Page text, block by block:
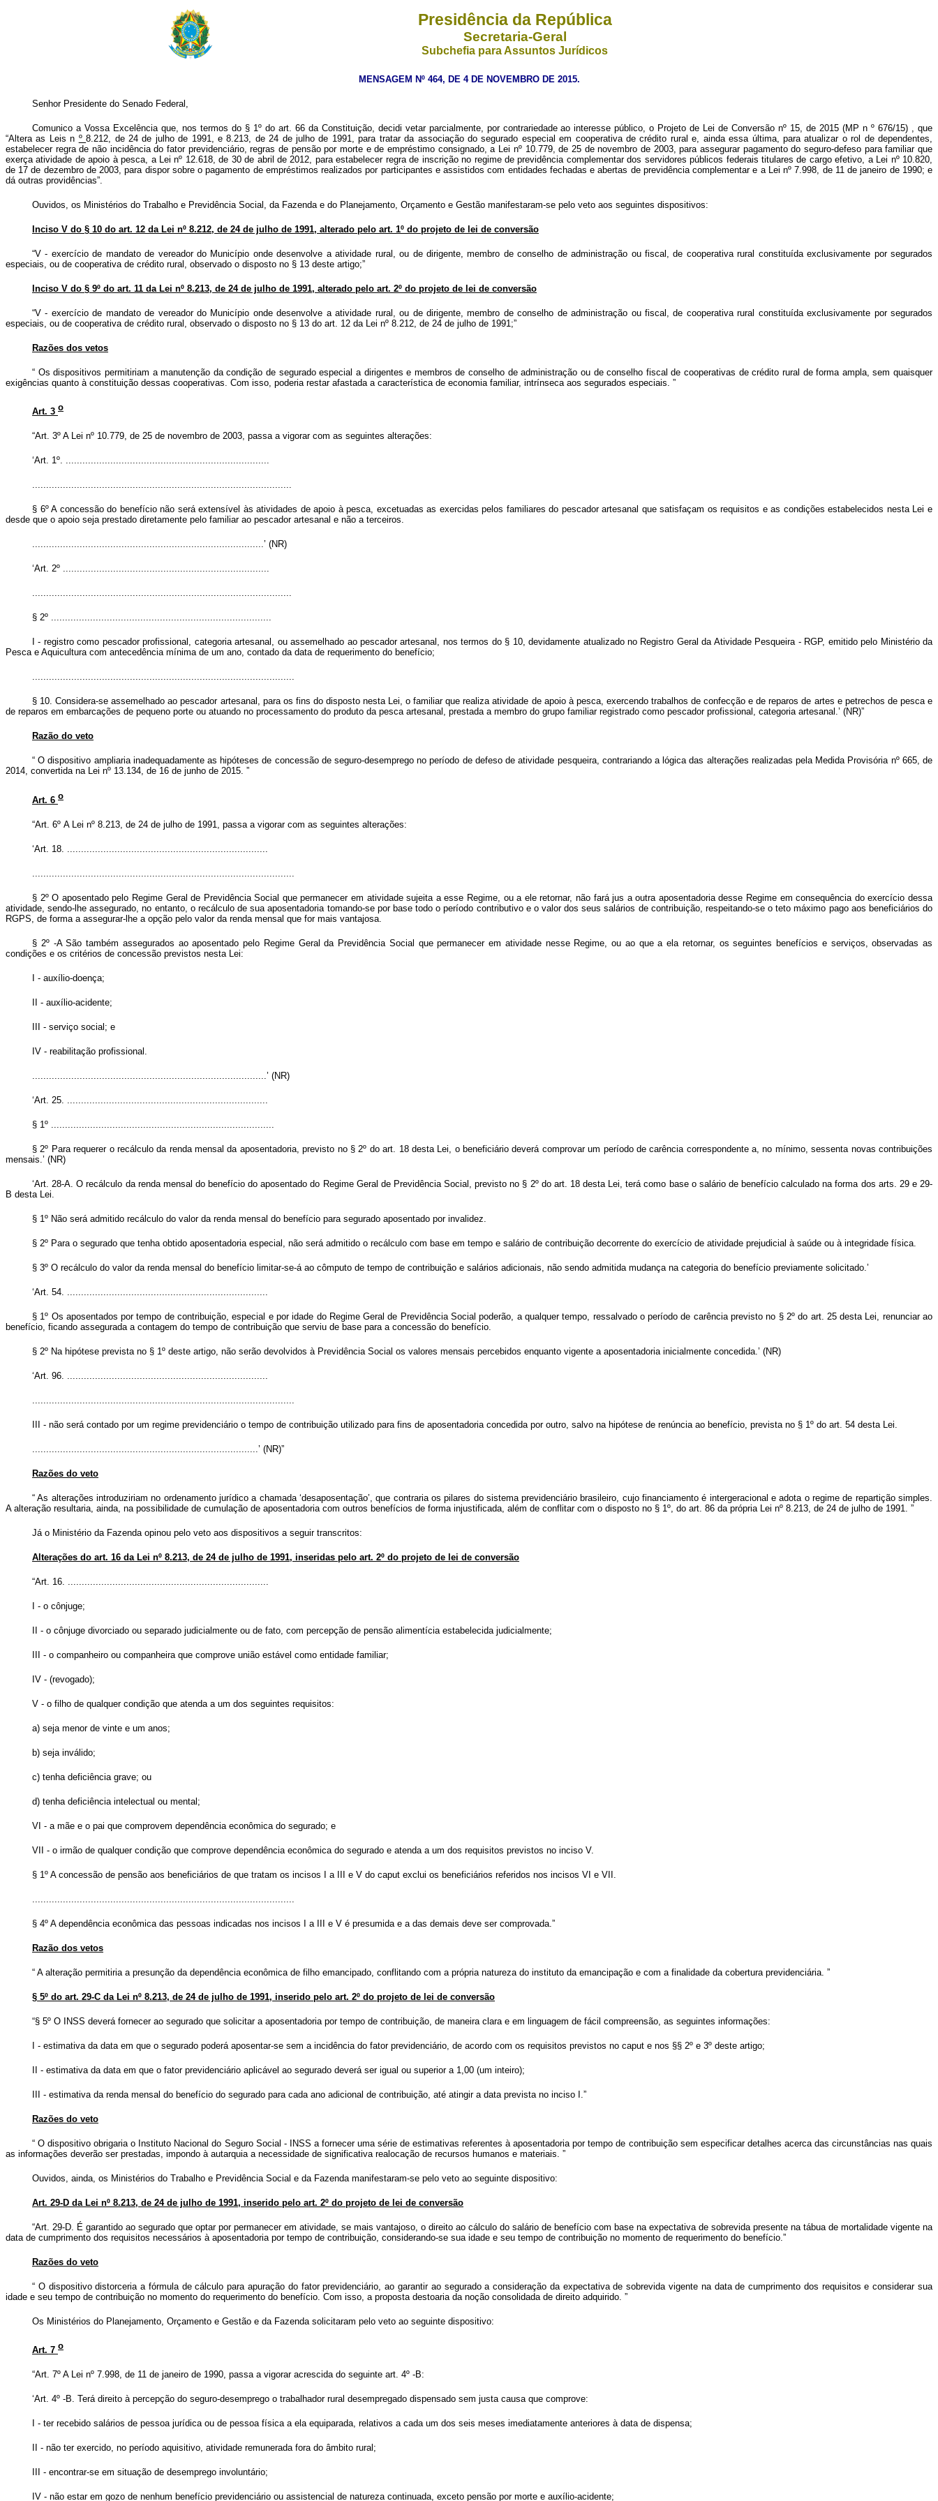
Presidência da República
Secretaria-Geral
Subchefia para Assuntos Jurídicos
MENSAGEM Nº 464, DE 4 DE NOVEMBRO DE 2015.
Senhor Presidente do Senado Federal,
Comunico a Vossa Excelência que, nos termos do § 1º do art. 66 da Constituição, decidi vetar parcialmente, por contrariedade ao interesse público, o Projeto de Lei de Conversão nº 15, de 2015(MP nº676/15) , que
“Altera as Leis n º8.212, de 24 de julho de 1991, e 8.213, de 24 de julho de 1991, para tratar da associação do segurado especial em cooperativa de crédito rural e, ainda essa última, para atualizar o rol de dependentes,
estabelecer regra de não incidência do fator previdenciário, regras de pensão por morte e de empréstimo consignado, a Lei nº 10.779, de 25 de novembro de 2003, para assegurar pagamento do seguro-defeso para familiar que
exerça atividade de apoio à pesca, a Lei nº 12.618, de 30 de abril de 2012, para estabelecer regra de inscrição no regime de previdência complementar dos servidores públicos federais titulares de cargo efetivo, a Lei nº 10.820,
de 17 de dezembro de 2003, para dispor sobre o pagamento de empréstimos realizados por participantes e assistidos com entidades fechadas e abertas de previdência complementar e a Lei nº 7.998, de 11 de janeiro de 1990; e
dá outras providências”.
Ouvidos, os Ministérios do Trabalho e Previdência Social, da Fazenda e do Planejamento, Orçamento e Gestão manifestaram-se pelo veto aos seguintes dispositivos:
Inciso V do § 10 do art. 12 da Lei nº 8.212, de 24 de julho de 1991, alterado pelo art. 1º do projeto de lei de conversão
“V - exercício de mandato de vereador do Município onde desenvolve a atividade rural, ou de dirigente, membro de conselho de administração ou fiscal, de cooperativa rural constituída exclusivamente por segurados
especiais, ou de cooperativa de crédito rural, observado o disposto no § 13 deste artigo;”
Inciso V do § 9º do art. 11 da Lei nº 8.213, de 24 de julho de 1991, alterado pelo art. 2º do projeto de lei de conversão
“V - exercício de mandato de vereador do Município onde desenvolve a atividade rural, ou de dirigente, membro de conselho de administração ou fiscal, de cooperativa rural constituída exclusivamente por segurados
especiais, ou de cooperativa de crédito rural, observado o disposto no § 13 do art. 12 da Lei nº 8.212, de 24 de julho de 1991;”
Razões dos vetos
“ Os dispositivos permitiriam a manutenção da condição de segurado especial a dirigentes e membros de conselho de administração ou de conselho fiscal de cooperativas de crédito rural de forma ampla, sem quaisquer
exigências quanto à constituição dessas cooperativas. Com isso, poderia restar afastada a característica de economia familiar, intrínseca aos segurados especiais. ”
Art. 3 o
“Art. 3º A Lei nº 10.779, de 25 de novembro de 2003, passa a vigorar com as seguintes alterações:
‘Art. 1º. .........................................................................
.............................................................................................
§ 6º A concessão do benefício não será extensível às atividades de apoio à pesca, excetuadas as exercidas pelos familiares do pescador artesanal que satisfaçam os requisitos e as condições estabelecidos nesta Lei e
desde que o apoio seja prestado diretamente pelo familiar ao pescador artesanal e não a terceiros.
...................................................................................’ (NR)
‘Art. 2º ..........................................................................
.............................................................................................
§ 2º ...............................................................................
I - registro como pescador profissional, categoria artesanal, ou assemelhado ao pescador artesanal, nos termos do § 10, devidamente atualizado no Registro Geral da Atividade Pesqueira - RGP, emitido pelo Ministério da
Pesca e Aquicultura com antecedência mínima de um ano, contado da data de requerimento do benefício;
..............................................................................................
§ 10. Considera-se assemelhado ao pescador artesanal, para os fins do disposto nesta Lei, o familiar que realiza atividade de apoio à pesca, exercendo trabalhos de confecção e de reparos de artes e petrechos de pesca e
de reparos em embarcações de pequeno porte ou atuando no processamento do produto da pesca artesanal, prestada a membro do grupo familiar registrado como pescador profissional, categoria artesanal.’ (NR)”
Razão do veto
“O dispositivo ampliaria inadequadamente as hipóteses de concessão de seguro-desemprego no período de defeso de atividade pesqueira, contrariando a lógica das alterações realizadas pela Medida Provisória nº 665, de
2014, convertida na Lei nº 13.134, de 16 de junho de 2015. ”
Art. 6 o
“Art. 6º A Lei nº 8.213, de 24 de julho de 1991, passa a vigorar com as seguintes alterações:
‘Art. 18. ........................................................................
§ 2º O aposentado pelo Regime Geral de Previdência Social que permanecer em atividade sujeita a esse Regime, ou a ele retornar, não fará jus a outra aposentadoria desse Regime em consequência do exercício dessa
atividade, sendo-lhe assegurado, no entanto, o recálculo de sua aposentadoria tomando-se por base todo o período contributivo e o valor dos seus salários de contribuição, respeitando-se o teto máximo pago aos beneficiários do
RGPS, de forma a assegurar-lhe a opção pelo valor da renda mensal que for mais vantajosa.
§ 2º -A São também assegurados ao aposentado pelo Regime Geral da Previdência Social que permanecer em atividade nesse Regime, ou ao que a ela retornar, os seguintes benefícios e serviços, observadas as
condições e os critérios de concessão previstos nesta Lei:
I - auxílio-doença;
II - auxílio-acidente;
III - serviço social; e
IV - reabilitação profissional.
....................................................................................’ (NR)
‘Art. 25. ........................................................................
§ 1º ................................................................................
§ 2º Para requerer o recálculo da renda mensal da aposentadoria, previsto no § 2º do art. 18 desta Lei, o beneficiário deverá comprovar um período de carência correspondente a, no mínimo, sessenta novas contribuições
mensais.’ (NR)
‘Art. 28-A. O recálculo da renda mensal do benefício do aposentado do Regime Geral de Previdência Social, previsto no § 2º do art. 18 desta Lei, terá como base o salário de benefício calculado na forma dos arts. 29 e 29-
B desta Lei.
§ 1º Não será admitido recálculo do valor da renda mensal do benefício para segurado aposentado por invalidez.
§ 2º Para o segurado que tenha obtido aposentadoria especial, não será admitido o recálculo com base em tempo e salário de contribuição decorrente do exercício de atividade prejudicial à saúde ou à integridade física.
§ 3º O recálculo do valor da renda mensal do benefício limitar-se-á ao cômputo de tempo de contribuição e salários adicionais, não sendo admitida mudança na categoria do benefício previamente solicitado.’
‘Art. 54. ........................................................................
§ 1º Os aposentados por tempo de contribuição, especial e por idade do Regime Geral de Previdência Social poderão, a qualquer tempo, ressalvado o período de carência previsto no § 2º do art. 25 desta Lei, renunciar ao
benefício, ficando assegurada a contagem do tempo de contribuição que serviu de base para a concessão do benefício.
§ 2º Na hipótese prevista no § 1º deste artigo, não serão devolvidos à Previdência Social os valores mensais percebidos enquanto vigente a aposentadoria inicialmente concedida.’ (NR)
‘Art. 96. ........................................................................
III - não será contado por um regime previdenciário o tempo de contribuição utilizado para fins de aposentadoria concedida por outro, salvo na hipótese de renúncia ao benefício, prevista no § 1º do art. 54 desta Lei.
.................................................................................’ (NR)”
Razões do veto
“As alterações introduziriam no ordenamento jurídico a chamada ‘desaposentação’, que contraria os pilares do sistema previdenciário brasileiro, cujo financiamento é intergeracional e adota o regime de repartição simples.
A alteração resultaria, ainda, na possibilidade de cumulação de aposentadoria com outros benefícios de forma injustificada, além de conflitar com o disposto no § 1º, do art. 86 da própria Lei nº 8.213, de 24 de julho de 1991. ”
Já o Ministério da Fazenda opinou pelo veto aos dispositivos a seguir transcritos:
Alterações do art. 16 da Lei nº 8.213, de 24 de julho de 1991, inseridas pelo art. 2º do projeto de lei de conversão
“Art. 16. ........................................................................
I - o cônjuge;
II - o cônjuge divorciado ou separado judicialmente ou de fato, com percepção de pensão alimentícia estabelecida judicialmente;
III - o companheiro ou companheira que comprove união estável como entidade familiar;
IV - (revogado);
V - o filho de qualquer condição que atenda a um dos seguintes requisitos:
a) seja menor de vinte e um anos;
b) seja inválido;
c) tenha deficiência grave; ou
d) tenha deficiência intelectual ou mental;
VI - a mãe e o pai que comprovem dependência econômica do segurado; e
VII - o irmão de qualquer condição que comprove dependência econômica do segurado e atenda a um dos requisitos previstos no inciso V.
§ 1º A concessão de pensão aos beneficiários de que tratam os incisos I a III e V do caput exclui os beneficiários referidos nos incisos VI e VII.
§ 4º A dependência econômica das pessoas indicadas nos incisos I a III e V é presumida e a das demais deve ser comprovada.”
Razão dos vetos
“ A alteração permitiria a presunção da dependência econômica de filho emancipado, conflitando com a própria natureza do instituto da emancipação e com a finalidade da cobertura previdenciária. ”
§ 5º do art. 29-C da Lei nº 8.213, de 24 de julho de 1991, inserido pelo art. 2º do projeto de lei de conversão
“§ 5º O INSS deverá fornecer ao segurado que solicitar a aposentadoria por tempo de contribuição, de maneira clara e em linguagem de fácil compreensão, as seguintes informações:
I - estimativa da data em que o segurado poderá aposentar-se sem a incidência do fator previdenciário, de acordo com os requisitos previstos no caput e nos §§ 2º e 3º deste artigo;
II - estimativa da data em que o fator previdenciário aplicável ao segurado deverá ser igual ou superior a 1,00 (um inteiro);
III - estimativa da renda mensal do benefício do segurado para cada ano adicional de contribuição, até atingir a data prevista no inciso I.”
Razões do veto
“O dispositivo obrigaria o Instituto Nacional do Seguro Social - INSS a fornecer uma série de estimativas referentes à aposentadoria por tempo de contribuição sem especificar detalhes acerca das circunstâncias nas quais
as informações deverão ser prestadas, impondo à autarquia a necessidade de significativa realocação de recursos humanos e materiais. ”
Ouvidos, ainda, os Ministérios do Trabalho e Previdência Social e da Fazenda manifestaram-se pelo veto ao seguinte dispositivo:
Art. 29-D da Lei nº 8.213, de 24 de julho de 1991, inserido pelo art. 2º do projeto de lei de conversão
“Art. 29-D. É garantido ao segurado que optar por permanecer em atividade, se mais vantajoso, o direito ao cálculo do salário de benefício com base na expectativa de sobrevida presente na tábua de mortalidade vigente na
data de cumprimento dos requisitos necessários à aposentadoria por tempo de contribuição, considerando-se sua idade e seu tempo de contribuição no momento de requerimento do benefício.”
Razões do veto
“ O dispositivo distorceria a fórmula de cálculo para apuração do fator previdenciário, ao garantir ao segurado a consideração da expectativa de sobrevida vigente na data de cumprimento dos requisitos e considerar sua
idade e seu tempo de contribuição no momento do requerimento do benefício. Com isso, a proposta destoaria da noção consolidada de direito adquirido. ”
Os Ministérios do Planejamento, Orçamento e Gestão e da Fazenda solicitaram pelo veto ao seguinte dispositivo:
Art. 7 o
“Art. 7º A Lei nº 7.998, de 11 de janeiro de 1990, passa a vigorar acrescida do seguinte art. 4º -B:
‘Art. 4º -B. Terá direito à percepção do seguro-desemprego o trabalhador rural desempregado dispensado sem justa causa que comprove:
I - ter recebido salários de pessoa jurídica ou de pessoa física a ela equiparada, relativos a cada um dos seis meses imediatamente anteriores à data de dispensa;
II - não ter exercido, no período aquisitivo, atividade remunerada fora do âmbito rural;
III - encontrar-se em situação de desemprego involuntário;
IV - não estar em gozo de nenhum benefício previdenciário ou assistencial de natureza continuada, exceto pensão por morte e auxílio-acidente;